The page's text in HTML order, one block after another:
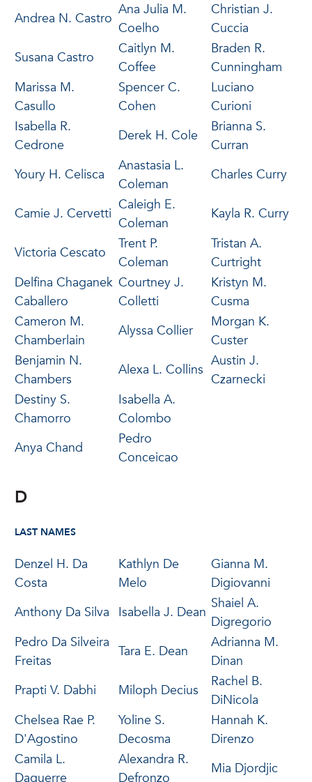
Andrea N. Castro
Ana Julia M.
Coelho
Christian J.
Cuccia
Susana Castro
Caitlyn M.
Coffee
Braden R.
Cunningham
Marissa M.
Casullo
Spencer C.
Cohen
Luciano
Curioni
Isabella R.
Cedrone
Derek H. Cole
Brianna S.
Curran
Youry H. Celisca
Anastasia L.
Coleman
Charles Curry
Camie J. Cervetti
Caleigh E.
Coleman
Kayla R. Curry
Victoria Cescato
Trent P.
Coleman
Tristan A.
Curtright
Delfina Chaganek
Caballero
Courtney J.
Colletti
Kristyn M.
Cusma
Cameron M.
Chamberlain
Alyssa Collier
Morgan K.
Custer
Benjamin N.
Chambers
Alexa L. Collins
Austin J.
Czarnecki
Destiny S.
Chamorro
Isabella A.
Colombo
Anya Chand
Pedro
Conceicao
D
LAST NAMES
Denzel H. Da
Costa
Kathlyn De
Melo
Gianna M.
Digiovanni
Anthony Da Silva Isabella J. Dean
Shaiel A.
Digregorio
Pedro Da Silveira
Freitas
Tara E. Dean
Adrianna M.
Dinan
Prapti V. Dabhi
Miloph Decius
Rachel B.
DiNicola
Chelsea Rae P.
D'Agostino
Yoline S.
Decosma
Hannah K.
Direnzo
Camila L.
Daguerre
Alexandra R.
Defronzo
Mia Djordjic